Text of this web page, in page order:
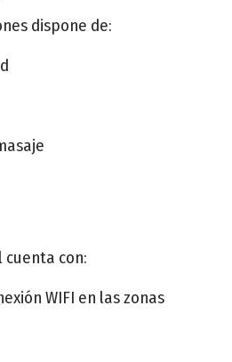
dispone de:
con:
WIFI en las zonas